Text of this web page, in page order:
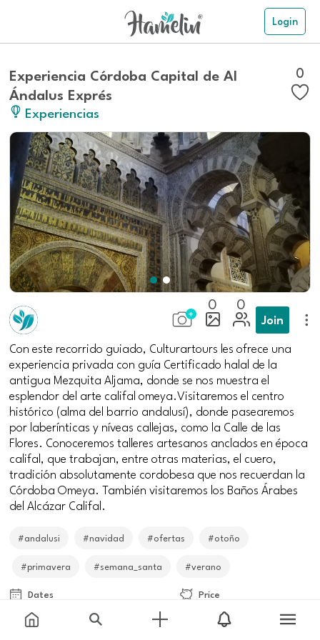
Login
Experiencia Córdoba Capital de Al
Ándalus Exprés
Experiencias
0
0 0
Join
Con este recorrido guiado, Culturartours les ofrece una
experiencia privada con guía Certificado halal de la
antigua Mezquita Aljama, donde se nos muestra el
esplendor del arte califal omeya.Visitaremos el centro
histórico (alma del barrio andalusí), donde pasearemos
por laberínticas y níveas callejas, como la Calle de las
Flores. Conoceremos talleres artesanos anclados en época
califal, que trabajan, entre otras materias, el cuero,
tradición absolutamente cordobesa que nos recuerdan la
Córdoba Omeya. También visitaremos los Baños Árabes
del Alcázar Califal.
#andalusi #navidad #ofertas #otoño
#primavera #semana_santa #verano
Dates
From19-10-18 to31-12-20
Price